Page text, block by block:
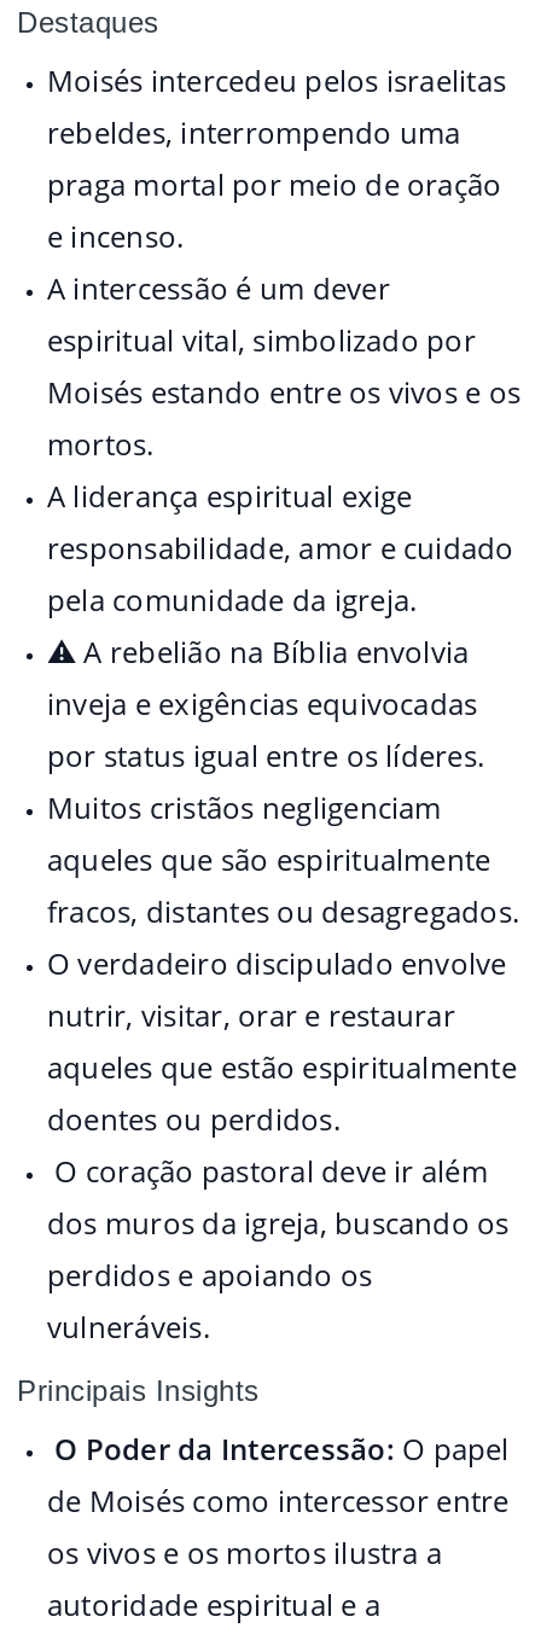
Destaques
Moisés intercedeu pelos israelitas
rebeldes, interrompendo uma
praga mortal por meio de oração
e incenso.
A intercessão é um dever
espiritual vital, simbolizado por
Moisés estando entre os vivos e os
mortos.
A liderança espiritual exige
responsabilidade, amor e cuidado
pela comunidade da igreja.
⚠️ A rebelião na Bíblia envolvia
inveja e exigências equivocadas
por status igual entre os líderes.
Muitos cristãos negligenciam
aqueles que são espiritualmente
fracos, distantes ou desagregados.
O verdadeiro discipulado envolve
nutrir, visitar, orar e restaurar
aqueles que estão espiritualmente
doentes ou perdidos.
️ O coração pastoral deve ir além
dos muros da igreja, buscando os
perdidos e apoiando os
vulneráveis.
Principais Insights
O Poder da Intercessão: O papel
de Moisés como intercessor entre
os vivos e os mortos ilustra a
autoridade espiritual e a